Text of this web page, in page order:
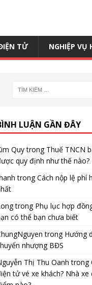
TỬ NGHIỆP
LUẬN GẦN ĐÂY
Quytrong Thuế TNCN
quy định như thế nào?
trongCách nộp lệ phí
trong Phụ lục hợp
có thể bạn chưa biết
trong Hướng
nhượng BĐS
Thị Thu Oanh trong
tử vé xe khách? Nhà